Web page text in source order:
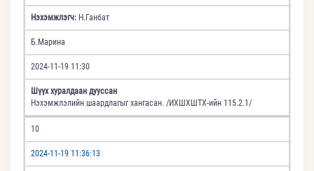
Нэхэмжлэгч: Н.Ганбат
Б.Марина
2024-11-19 11:30
Шүүх хуралдаан дууссан
Нэхэмжлэлийн шаардлагыг хангасан. /ИХШХШТХ-ийн 115.2.1/
10
2024-11-19 11:36:13